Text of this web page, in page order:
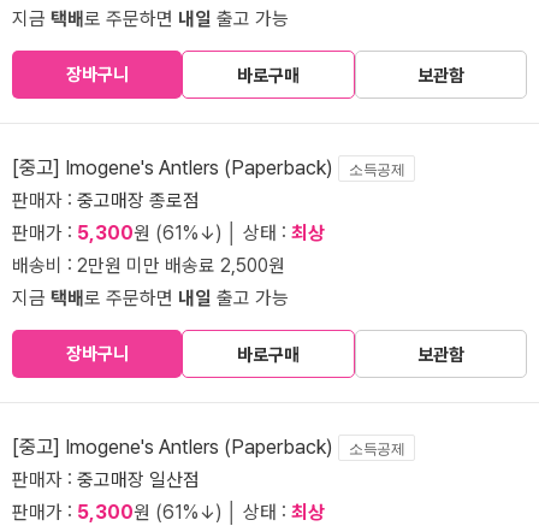
지금 택배로 주문하면 내일 출고 가능
장바구니 바로구매 보관함
[중고] Imogene's Antlers (Paperback) 소득공제
판매자 : 중고매장 종로점
판매가 : 5,300원 (61%↓) │ 상태 : 최상
배송비 : 2만원 미만 배송료 2,500원
지금 택배로 주문하면 내일 출고 가능
장바구니 바로구매 보관함
[중고] Imogene's Antlers (Paperback) 소득공제
판매자 : 중고매장 일산점
판매가 : 5,300원 (61%↓) │ 상태 : 최상